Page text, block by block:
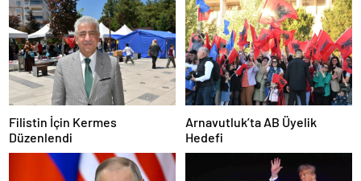
Filistin İçin Kermes
Düzenlendi
Arnavutluk’ta AB Üyelik
Hedefi